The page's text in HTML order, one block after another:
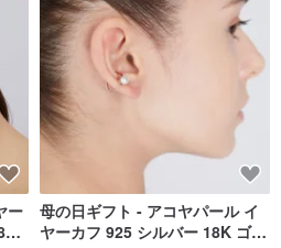
ー
母の日ギフト - アコヤパール イ
ヤーカフ 925 シルバー 18K ゴー